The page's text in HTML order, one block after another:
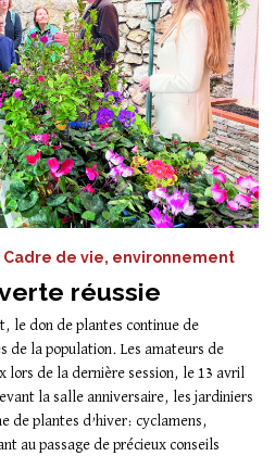
- Cadre de vie, environnement
réussie
le don de plantes continue de
de la population. Les amateurs de
lors de la dernière session, le 13 avril
la salle anniversaire, les jardiniers
de plantes d’hiver: cyclamens,
au passage de précieux conseils